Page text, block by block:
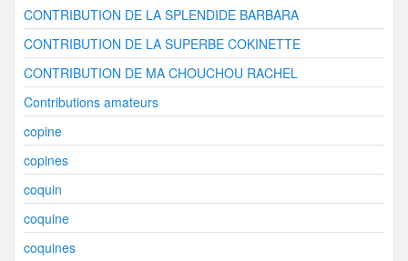
CONTRIBUTION DE LA SPLENDIDE BARBARA
CONTRIBUTION DE LA SUPERBE COKINETTE
CONTRIBUTION DE MA CHOUCHOU RACHEL
Contributions amateurs
copine
copines
coquin
coquine
coquines